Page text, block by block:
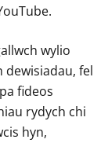
wylio
dewisiadau, fel
fideos
rydych chi
hyn,